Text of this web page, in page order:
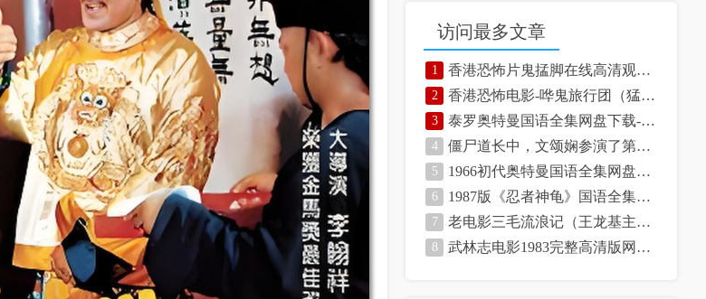
访问最多文章
1 香港恐怖片鬼掹脚在线高清观看-网盘资源
2 香港恐怖电影-哗鬼旅行团（猛鬼旅行团）高清观看-网盘资源下载
3 泰罗奥特曼国语全集网盘下载-高清在线观看
4 僵尸道长中，文颂娴参演了第一部和第二部
5 1966初代奥特曼国语全集网盘资源下载-高清观看
6 1987版《忍者神龟》国语全集网盘下载
7 老电影三毛流浪记（王龙基主演）
8 武林志电影1983完整高清版网盘资源